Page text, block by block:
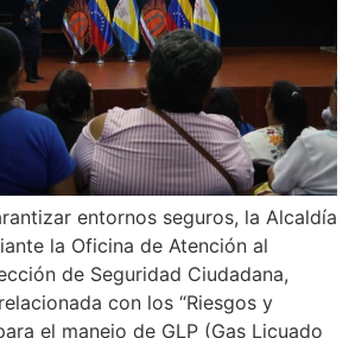
entornos seguros, la Alcaldía
la Oficina de Atención al
de Seguridad Ciudadana,
con los “Riesgos y
el manejo de GLP (Gas Licuado